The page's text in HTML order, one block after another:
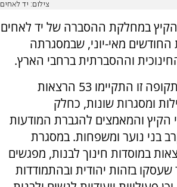
צילום: יד לאחים
במחלקת ההסברה של יד לאחים
מאי-יוני, שבמסגרתה
וההסברתית ברחבי הארץ.
בארגון מציינים כי בתקופה זו התקיימו 53 הרצאות
ומסגרות שונות, כחלק
הקיץ והמאמצים להגברת המודעות
בני נוער ומשפחות. במסגרת
במוסדות חינוך לבנות, מפגשים
שעסקו בזהות יהודית ובהתמודדות